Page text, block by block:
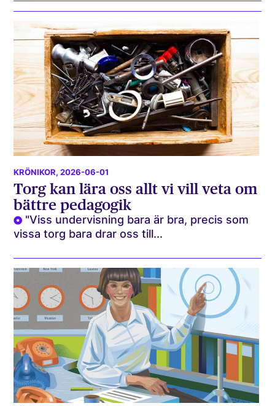
KRÖNIKOR, 2026-06-01
Torg kan lära oss allt vi vill veta om
bättre pedagogik
"Viss undervisning bara är bra, precis som
vissa torg bara drar oss till...